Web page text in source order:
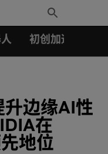
Toggle
Search
初创加速会员成
边缘AI性
在
地位